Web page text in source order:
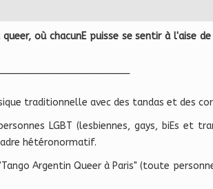
où chacunE puisse se sentir à l'aise
traditionnelle avec des tandas et des
LGBT (lesbiennes, gays, biEs et
hétéronormatif.
Argentin Queer à Paris" (toute